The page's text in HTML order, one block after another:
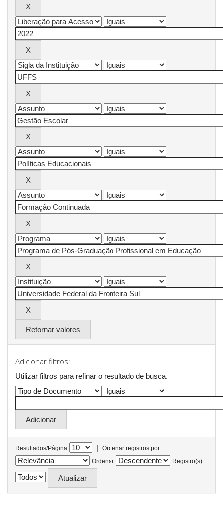
Retornar valores
Adicionar filtros:
Utilizar filtros para refinar o resultado de busca.
Resultados/Página |
Ordenar registros por
Ordenar
Registro(s)